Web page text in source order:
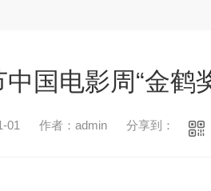
国电影周“金鹤
01 作者：admin 分享到：